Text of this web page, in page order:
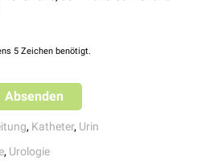
wird zur dauerhaften Harnableitung
Überwachung der
zu Laborzwecken (selten)
5 Zeichen benötigt.
Absenden
, Katheter, Urin
, Urologie